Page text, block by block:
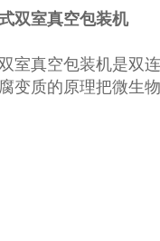
双室真空包装机
室真空包装机是双
变质的原理把微生